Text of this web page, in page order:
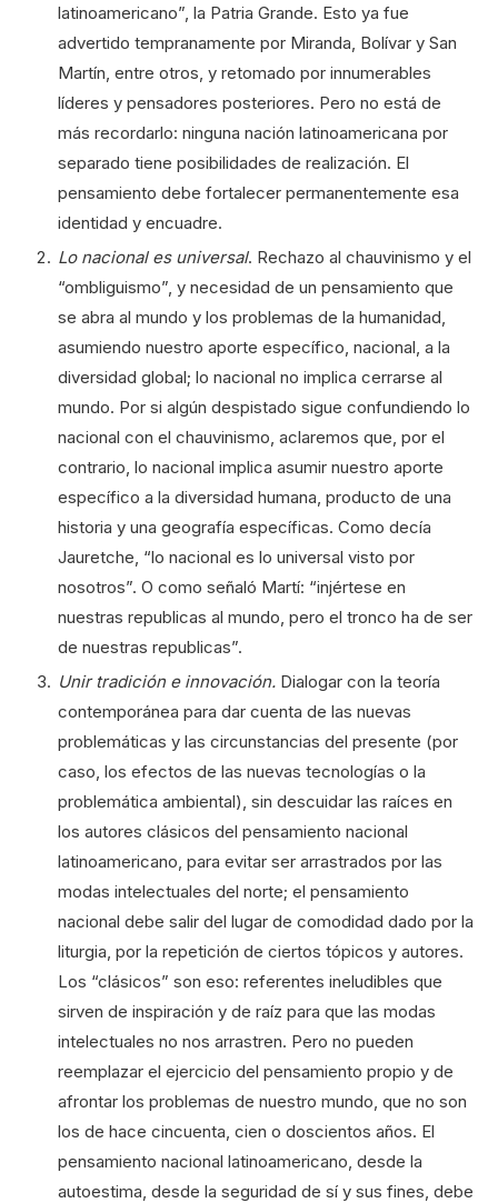
latinoamericano”, la Patria Grande. Esto ya fue
advertido tempranamente por Miranda, Bolívar y San
Martín, entre otros, y retomado por innumerables
líderes y pensadores posteriores. Pero no está de
más recordarlo: ninguna nación latinoamericana por
separado tiene posibilidades de realización. El
pensamiento debe fortalecer permanentemente esa
identidad y encuadre.
Lo nacional es universal. Rechazo al chauvinismo y el
“ombliguismo”, y necesidad de un pensamiento que
se abra al mundo y los problemas de la humanidad,
asumiendo nuestro aporte específico, nacional, a la
diversidad global; lo nacional no implica cerrarse al
mundo. Por si algún despistado sigue confundiendo lo
nacional con el chauvinismo, aclaremos que, por el
contrario, lo nacional implica asumir nuestro aporte
específico a la diversidad humana, producto de una
historia y una geografía específicas. Como decía
Jauretche, “lo nacional es lo universal visto por
nosotros”. O como señaló Martí: “injértese en
nuestras republicas al mundo, pero el tronco ha de ser
de nuestras republicas”.
Unir tradición e innovación. Dialogar con la teoría
contemporánea para dar cuenta de las nuevas
problemáticas y las circunstancias del presente (por
caso, los efectos de las nuevas tecnologías o la
problemática ambiental), sin descuidar las raíces en
los autores clásicos del pensamiento nacional
latinoamericano, para evitar ser arrastrados por las
modas intelectuales del norte; el pensamiento
nacional debe salir del lugar de comodidad dado por la
liturgia, por la repetición de ciertos tópicos y autores.
Los “clásicos” son eso: referentes ineludibles que
sirven de inspiración y de raíz para que las modas
intelectuales no nos arrastren. Pero no pueden
reemplazar el ejercicio del pensamiento propio y de
afrontar los problemas de nuestro mundo, que no son
los de hace cincuenta, cien o doscientos años. El
pensamiento nacional latinoamericano, desde la
autoestima, desde la seguridad de sí y sus fines, debe